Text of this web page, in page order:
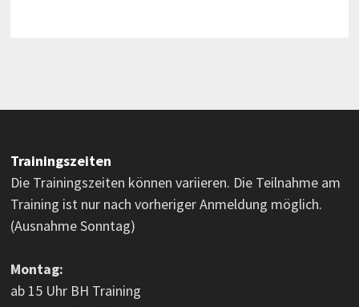
Trainingszeiten
Die Trainingszeiten können variieren. Die Teilnahme am
Training ist nur nach vorheriger Anmeldung möglich.
(Ausnahme Sonntag)
Montag:
ab 15 Uhr BH Training